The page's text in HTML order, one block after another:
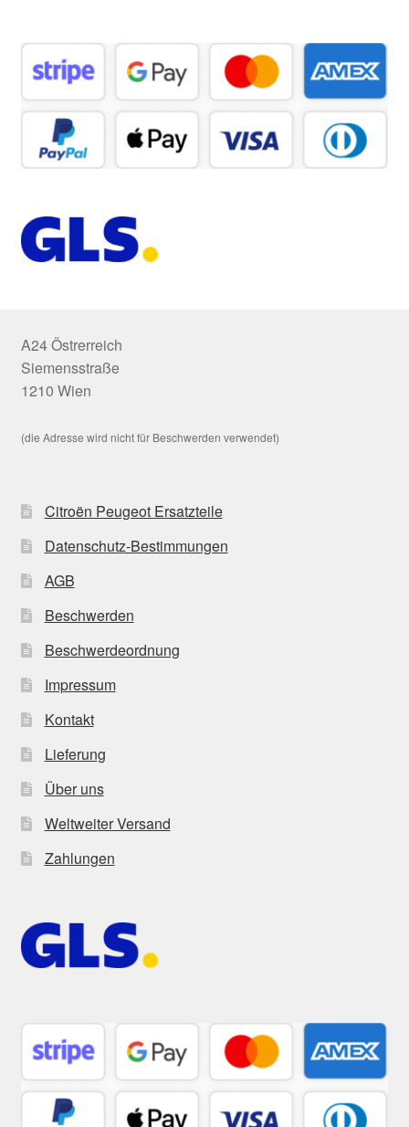
A24 Östrerreich
Siemensstraße
1210 Wien
(die Adresse wird nicht für Beschwerden verwendet)
Citroën Peugeot Ersatzteile
Datenschutz-Bestimmungen
AGB
Beschwerden
Beschwerdeordnung
Impressum
Kontakt
Lieferung
Über uns
Weltweiter Versand
Zahlungen